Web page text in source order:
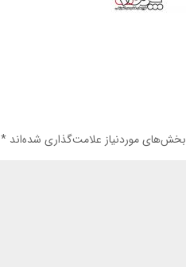
بخش‌های موردنیاز علامت‌گذاری شده‌اند*